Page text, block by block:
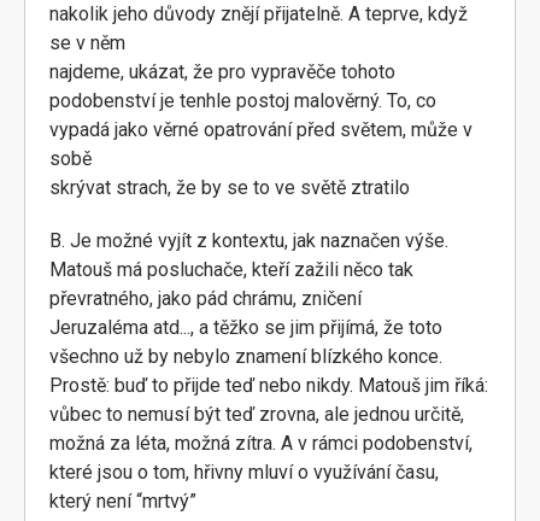
nakolik jeho důvody znějí přijatelně. A teprve, když
se v něm
najdeme, ukázat, že pro vypravěče tohoto
podobenství je tenhle postoj malověrný. To, co
vypadá jako věrné opatrování před světem, může v
sobě
skrývat strach, že by se to ve světě ztratilo
B. Je možné vyjít z kontextu, jak naznačen výše.
Matouš má posluchače, kteří zažili něco tak
převratného, jako pád chrámu, zničení
Jeruzaléma atd..., a těžko se jim přijímá, že toto
všechno už by nebylo znamení blízkého konce.
Prostě: buď to přijde teď nebo nikdy. Matouš jim říká:
vůbec to nemusí být teď zrovna, ale jednou určitě,
možná za léta, možná zítra. A v rámci podobenství,
které jsou o tom, hřivny mluví o využívání času,
který není “mrtvý”